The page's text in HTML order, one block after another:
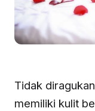
Tidak
memiliki kulit